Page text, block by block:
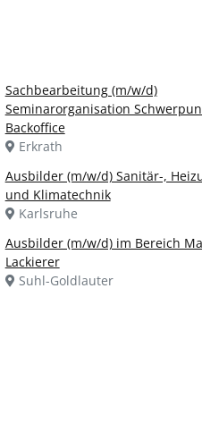
Sachbearbeitung (m/w/d)
Seminarorganisation
Backoffice
Erkrath
Ausbilder (m/w/d) Sanitär-,
und Klimatechnik
Karlsruhe
Ausbilder (m/w/d) im Bereich
Lackierer
Suhl-Goldlauter